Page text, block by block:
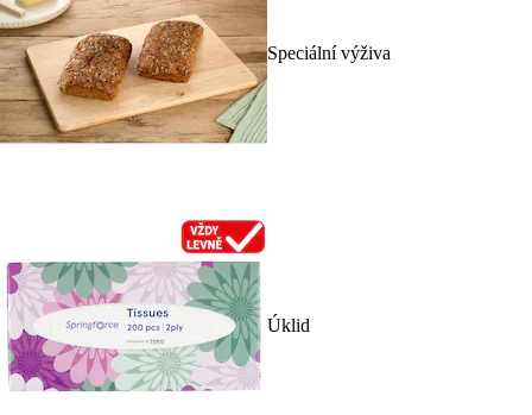
Speciální výživa
Úklid